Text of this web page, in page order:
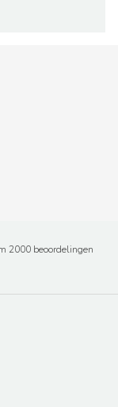
2000 beoordelingen